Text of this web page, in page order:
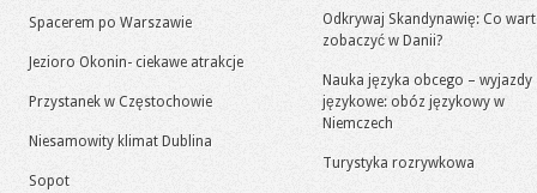
Spacerem po Warszawie
Jezioro Okonin- ciekawe atrakcje
Przystanek w Częstochowie
Niesamowity klimat Dublina
Sopot
Odkrywaj Skandynawię: Co
zobaczyć w Danii?
Nauka języka obcego – wyjazdy
językowe: obóz językowy w
Niemczech
Turystyka rozrywkowa